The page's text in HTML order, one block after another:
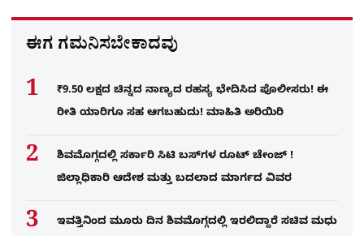
ಈಗ ಗಮನಿಸಬೇಕಾದವು
₹9.50 ಲಕ್ಷದ ಚಿನ್ನದ ನಾಣ್ಯದ ರಹಸ್ಯ ಭೇದಿಸಿದ ಪೊಲೀಸರು! ಈ
ರೀತಿ ಯಾರಿಗೂ ಸಹ ಆಗಬಹುದು! ಮಾಹಿತಿ ಅರಿಯಿರಿ
ಶಿವಮೊಗ್ಗದಲ್ಲಿ ಸರ್ಕಾರಿ ಸಿಟಿ ಬಸ್​ಗಳ ರೂಟ್ ಚೇಂಜ್ !
ಜಿಲ್ಲಾಧಿಕಾರಿ ಆದೇಶ ಮತ್ತು ಬದಲಾದ ಮಾರ್ಗದ ವಿವರ
ಇವತ್ತಿನಿಂದ ಮೂರು ದಿನ ಶಿವಮೊಗ್ಗದಲ್ಲಿ ಇರಲಿದ್ದಾರೆ ಸಚಿವ ಮಧು